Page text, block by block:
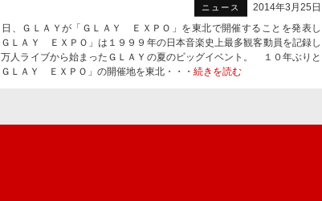
ニュース
2014年3月25日
、ＧＬＡＹが「ＧＬＡＹ ＥＸＰＯ」を東北で開催することを発表し
ＬＡＹ ＥＸＰＯ」は１９９９年の日本音楽史上最多観客動員を記録し
人ライブから始まったＧＬＡＹの夏のビッグイベント。 １０年ぶりと
ＬＡＹ ＥＸＰＯ」の開催地を東北・・・ 続きを読む